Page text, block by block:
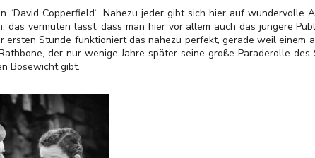
Copperfield“. Nahezu jeder gibt sich hier auf wundervolle
vermuten lässt, dass man hier vor allem auch das jüngere
ersten Stunde funktioniert das nahezu perfekt, gerade weil einem
der nur wenige Jahre später seine große Paraderolle des
Bösewicht gibt.